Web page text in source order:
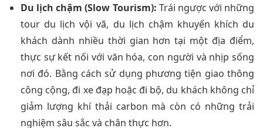
Du lịch chậm (Slow Tourism): Trái ngược với những
tour du lịch vội vã, du lịch chậm khuyến khích du
khách dành nhiều thời gian hơn tại một địa điểm,
thực sự kết nối với văn hóa, con người và nhịp sống
nơi đó. Bằng cách sử dụng phương tiện giao thông
công cộng, đi xe đạp hoặc đi bộ, du khách không chỉ
giảm lượng khí thải carbon mà còn có những trải
nghiệm sâu sắc và chân thực hơn.